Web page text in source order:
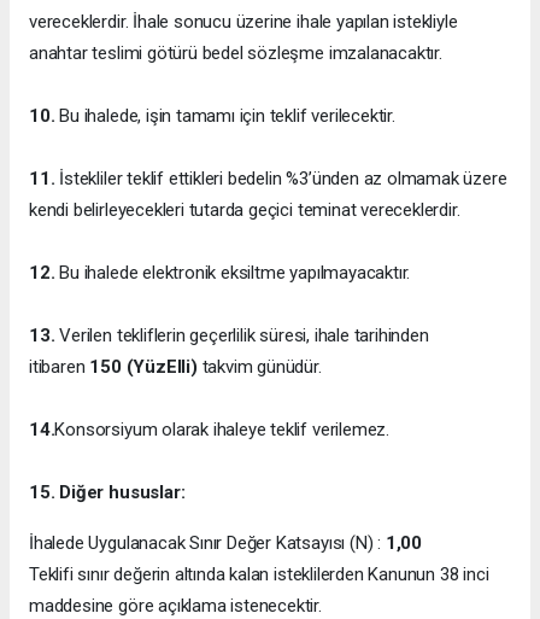
vereceklerdir. İhale sonucu üzerine ihale yapılan istekliyle
anahtar teslimi götürü bedel sözleşme imzalanacaktır.
10. Bu ihalede, işin tamamı için teklif verilecektir.
11. İstekliler teklif ettikleri bedelin %3’ünden az olmamak üzere
kendi belirleyecekleri tutarda geçici teminat vereceklerdir.
12. Bu ihalede elektronik eksiltme yapılmayacaktır.
13. Verilen tekliflerin geçerlilik süresi, ihale tarihinden
itibaren 150 (YüzElli) takvim günüdür.
14.Konsorsiyum olarak ihaleye teklif verilemez.
15. Diğer hususlar:
İhalede Uygulanacak Sınır Değer Katsayısı (N) : 1,00
Teklifi sınır değerin altında kalan isteklilerden Kanunun 38 inci
maddesine göre açıklama istenecektir.